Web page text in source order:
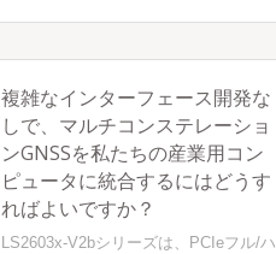
複雑なインターフェース開発な
しで、マルチコンステレーショ
ンGNSSを私たちの産業用コン
ピュータに統合するにはどうす
ればよいですか？
LS2603x-V2bシリーズは、PCIeフル/ハ